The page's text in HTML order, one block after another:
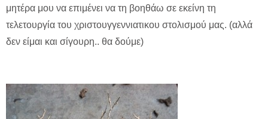
μητέρα μου να επιμένει να τη βοηθάω σε εκείνη τη
τελετουργία του χριστουγγεννιατικου στολισμού μας. (αλλά
δεν είμαι και σίγουρη.. θα δούμε)